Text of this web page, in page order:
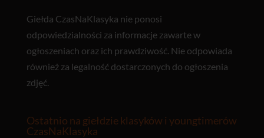
Giełda CzasNaKlasyka nie ponosi
odpowiedzialności za informacje zawarte w
ogłoszeniach oraz ich prawdziwość. Nie odpowiada
również za legalność dostarczonych do ogłoszenia
zdjęć.
Ostatnio na giełdzie klasyków i youngtimerów
CzasNaKlasyka